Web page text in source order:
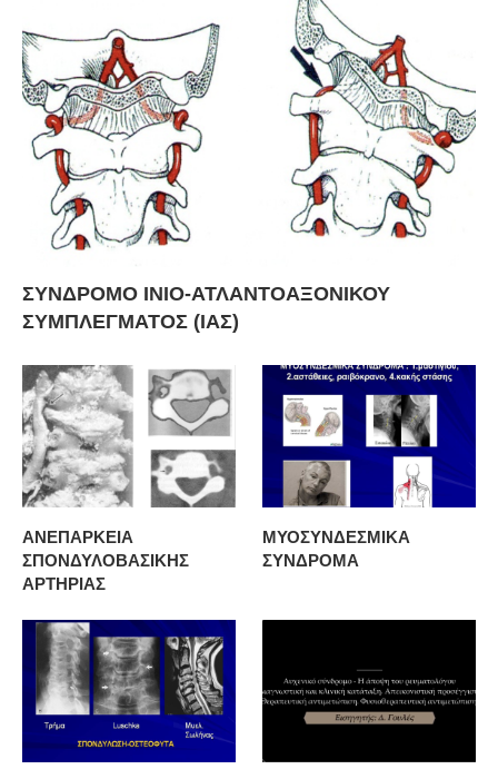
ΣΥΝΔΡΟΜΟ ΙΝΙΟ-ΑΤΛΑΝΤΟΑΞΟΝΙΚΟΥ
ΣΥΜΠΛΕΓΜΑΤΟΣ (ΙΑΣ)
ΑΝΕΠΑΡΚΕΙΑ
ΣΠΟΝΔΥΛΟΒΑΣΙΚΗΣ
ΑΡΤΗΡΙΑΣ
ΜΥΟΣΥΝΔΕΣΜΙΚΑ
ΣΥΝΔΡΟΜΑ